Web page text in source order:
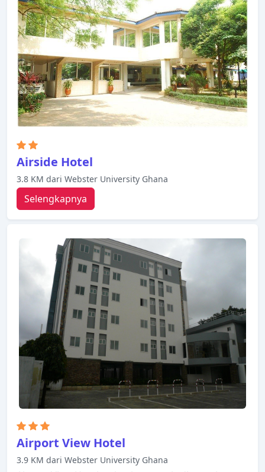
Airside Hotel
3.8 KM dari Webster University Ghana
Selengkapnya
Airport View Hotel
3.9 KM dari Webster University Ghana